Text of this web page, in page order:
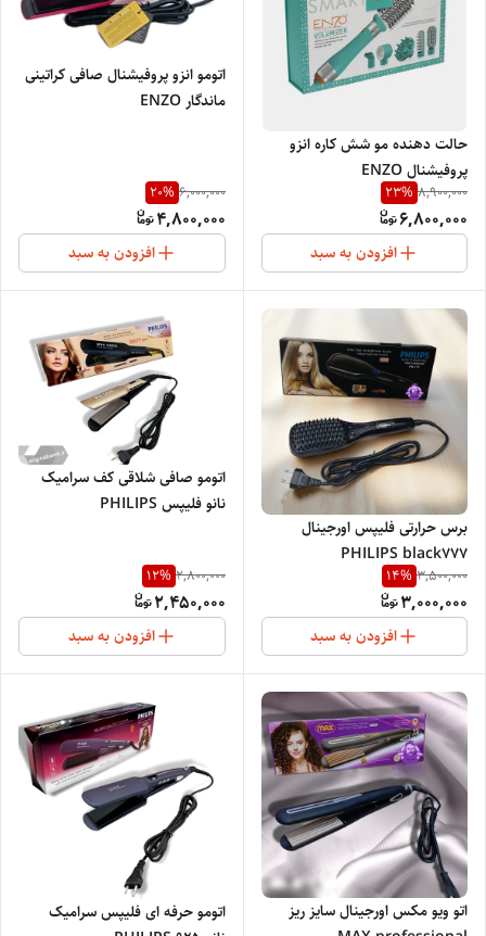
حالت دهنده مو شش کاره انزو
پروفیشنال ENZO
PROFESSIONAL ITALY EN-
750
8,900,000
23%
6,800,000
افزودن به سبد
اتومو انزو پروفیشنال صافی کراتینی
ماندگار ENZO
6,000,000
20%
4,800,000
افزودن به سبد
برس حرارتی فلیپس اورجینال
PHILIPS black۷۷۷
3,500,000
14%
3,000,000
افزودن به سبد
اتومو صافی شلاقی کف سرامیک
نانو فلیپس PHILIPS
2,800,000
12%
2,450,000
افزودن به سبد
اتو ویو مکس اورجینال سایز ریز
اتومو حرفه ای فلیپس سرامیک